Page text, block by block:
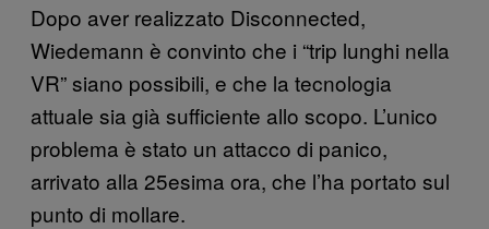
Dopo aver realizzato Disconnected,
Wiedemann è convinto che i “trip lunghi nella
VR” siano possibili, e che la tecnologia
attuale sia già sufficiente allo scopo. L’unico
problema è stato un attacco di panico,
arrivato alla 25esima ora, che l’ha portato sul
punto di mollare.